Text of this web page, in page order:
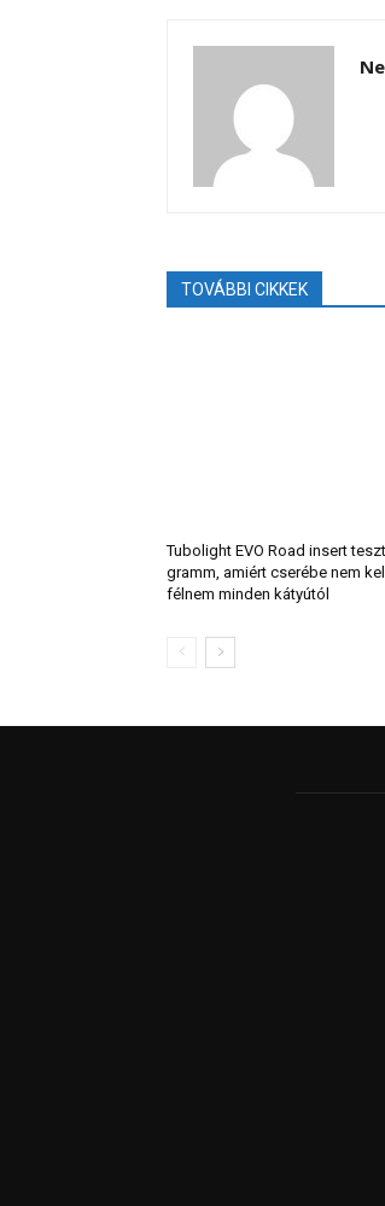
TOVÁBBI CIKKEK
Tubolight EVO Road insert
gramm, amiért cserébe nem
félnem minden kátyútól